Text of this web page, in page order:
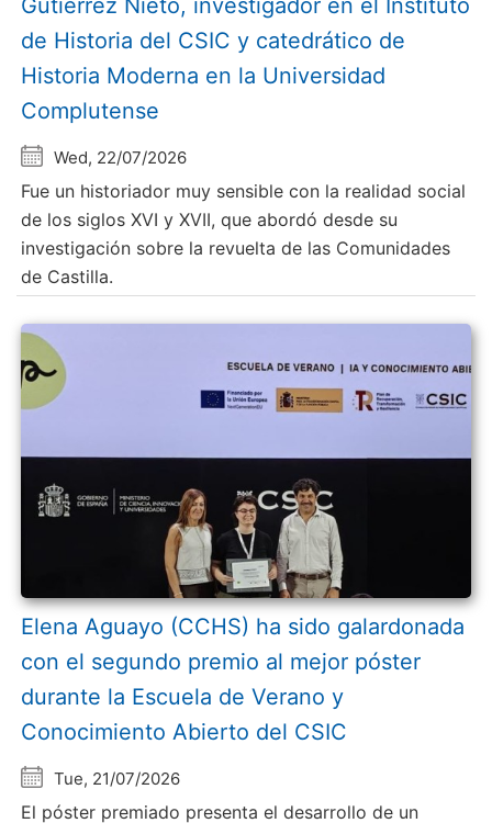
Gutiérrez Nieto, investigador en el Instituto
de Historia del CSIC y catedrático de
Historia Moderna en la Universidad
Complutense
Wed, 22/07/2026
Fue un historiador muy sensible con la realidad social
de los siglos XVI y XVII, que abordó desde su
investigación sobre la revuelta de las Comunidades
de Castilla.
Elena Aguayo (CCHS) ha sido galardonada
con el segundo premio al mejor póster
durante la Escuela de Verano y
Conocimiento Abierto del CSIC
Tue, 21/07/2026
El póster premiado presenta el desarrollo de un